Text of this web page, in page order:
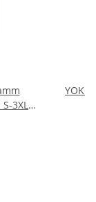
3XL